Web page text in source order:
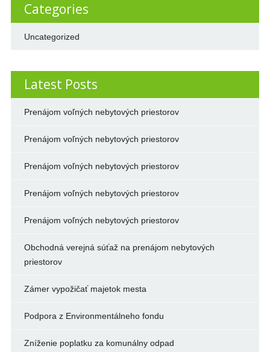
Categories
Uncategorized
Latest Posts
Prenájom voľných nebytových priestorov
Prenájom voľných nebytových priestorov
Prenájom voľných nebytových priestorov
Prenájom voľných nebytových priestorov
Prenájom voľných nebytových priestorov
Obchodná verejná súťaž na prenájom nebytových
priestorov
Zámer vypožičať majetok mesta
Podpora z Environmentálneho fondu
Zníženie poplatku za komunálny odpad